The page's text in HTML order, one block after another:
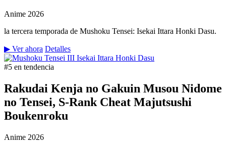
Anime 2026
la tercera temporada de Mushoku Tensei: Isekai Ittara Honki Dasu.
▶ Ver ahora Detalles
#5 en tendencia
Rakudai Kenja no Gakuin Musou Nidome
no Tensei, S-Rank Cheat Majutsushi
Boukenroku
Anime 2026